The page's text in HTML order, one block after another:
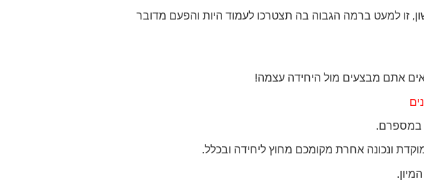
זו למעט ברמה הגבוה בה תצטרכו לעמוד היות והפעם מדובר
אתם מבצעים מול היחידה עצמה!
במספרם.
ונכונה אחרת מקומכם מחוץ ליחידה ובכלל.